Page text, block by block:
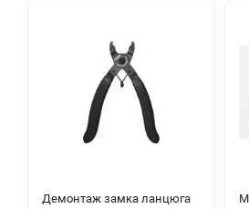
Демонтаж замка ланцюга